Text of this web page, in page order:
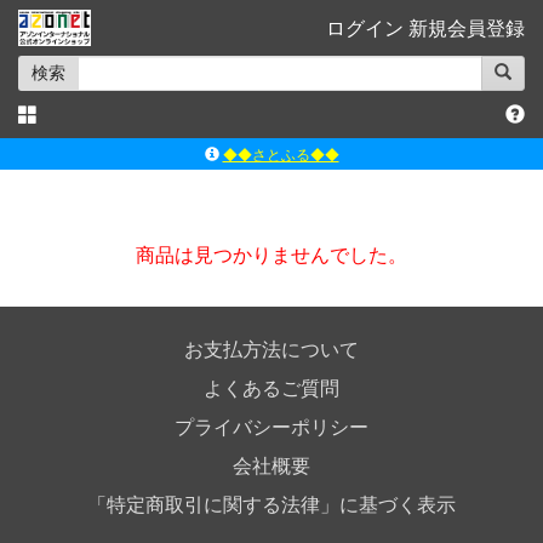
ログイン 新規会員登録
検索
◆◆さとふる◆◆
ｱｿﾞﾝｵﾝﾗｲﾝｼｮｯﾌﾟX
商品は見つかりませんでした。
お支払方法について
よくあるご質問
プライバシーポリシー
会社概要
「特定商取引に関する法律」に基づく表示